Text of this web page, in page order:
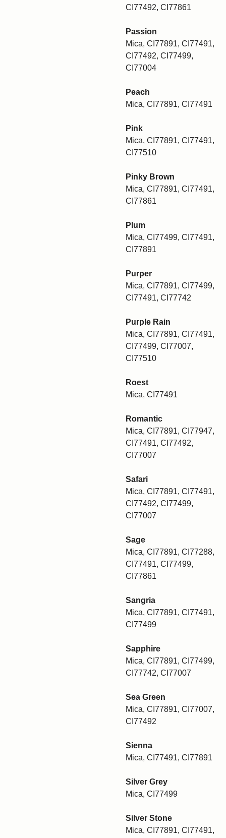
CI77492, CI77861
Passion
Mica, CI77891, CI77491,
CI77492, CI77499,
CI77004
Peach
Mica, CI77891, CI77491
Pink
Mica, CI77891, CI77491,
CI77510
Pinky Brown
Mica, CI77891, CI77491,
CI77861
Plum
Mica, CI77499, CI77491,
CI77891
Purper
Mica, CI77891, CI77499,
CI77491, CI77742
Purple Rain
Mica, CI77891, CI77491,
CI77499, CI77007,
CI77510
Roest
Mica, CI77491
Romantic
Mica, CI77891, CI77947,
CI77491, CI77492,
CI77007
Safari
Mica, CI77891, CI77491,
CI77492, CI77499,
CI77007
Sage
Mica, CI77891, CI77288,
CI77491, CI77499,
CI77861
Sangria
Mica, CI77891, CI77491,
CI77499
Sapphire
Mica, CI77891, CI77499,
CI77742, CI77007
Sea Green
Mica, CI77891, CI77007,
CI77492
Sienna
Mica, CI77491, CI77891
Silver Grey
Mica, CI77499
Silver Stone
Mica, CI77891, CI77491,